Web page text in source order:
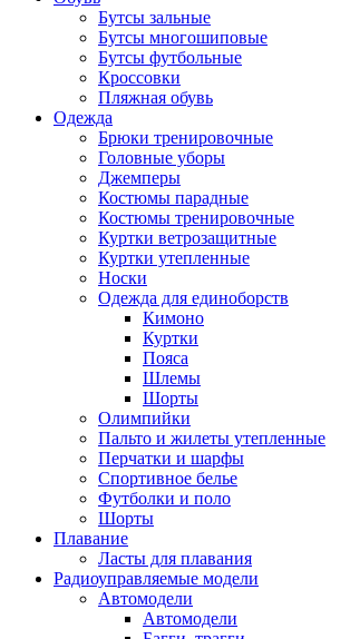
Бутсы зальные
Бутсы многошиповые
Бутсы футбольные
Кроссовки
Пляжная обувь
Одежда
Брюки тренировочные
Головные уборы
Джемперы
Костюмы парадные
Костюмы тренировочные
Куртки ветрозащитные
Куртки утепленные
Носки
Одежда для единоборств
Кимоно
Куртки
Пояса
Шлемы
Шорты
Олимпийки
Пальто и жилеты утепленные
Перчатки и шарфы
Спортивное белье
Футболки и поло
Шорты
Плавание
Ласты для плавания
Радиоуправляемые модели
Автомодели
Автомодели